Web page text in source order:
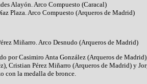
Alayón. Arco Compuesto (Caracal)
Plaza. Arco Compuesto (Arqueros de Madrid)
Miñarro. Arco Desnudo (Arqueros de Madrid)
por Casimiro Anta González (Arqueros de
Cristian Pérez Miñarro (Arqueros de Madrid) y
con la medalla de bronce.